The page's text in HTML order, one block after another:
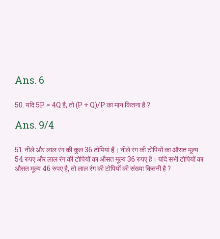
Ans. 6
50. यदि 5P = 4Q है, तो (P + Q)/P का मान कितना है ?
Ans. 9/4
51. नीले और लाल रंग की कुल 36 टोपियां हैं। नीले रंग की टोपियों का औसत मूल्य
54 रुपए और लाल रंग की टोपियों का औसत मूल्य 36 रुपए है। यदि सभी टोपियों का
औसत मूल्य 46 रुपए है, तो लाल रंग की टोपियों की संख्या कितनी है ?